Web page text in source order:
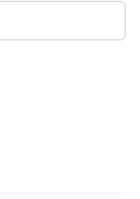
위기는 예전 같지가